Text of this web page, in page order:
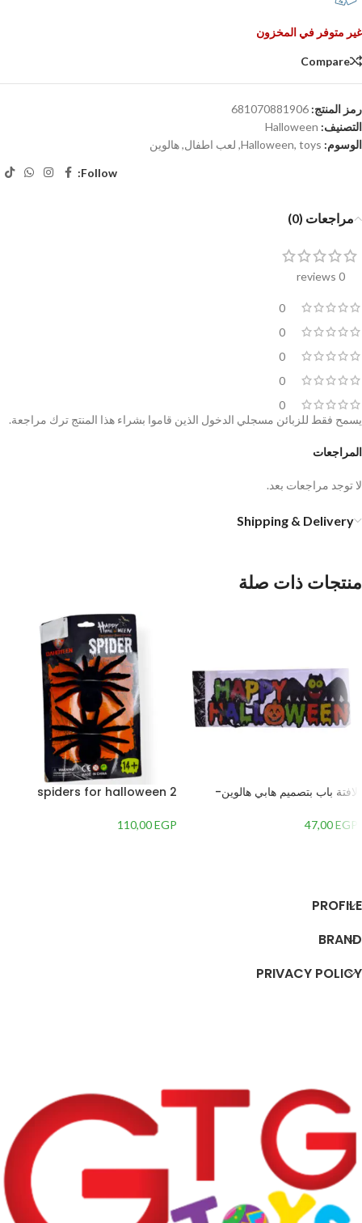
غير متوفر في المخزون
Compare
رمز المنتج: 681070881906
التصنيف: Halloween
الوسوم:
Halloween, toys
, لعب اطفال,هالوين
Follow:
مراجعات (0)
0 reviews
0
0
0
0
0
المراجعات
لا توجد مراجعات بعد.
يسمح فقط للزبائن مسجلي الدخول الذين قاموا بشراء هذا المنتج ترك مراجعة.
Shipping & Delivery
منتجات ذات صلة
لافتة باب بتصميم هابي هالوين-
47,00EGP
2 spiders for halloween
110,00EGP
PROFILE
BRAND
PRIVACY POLICY